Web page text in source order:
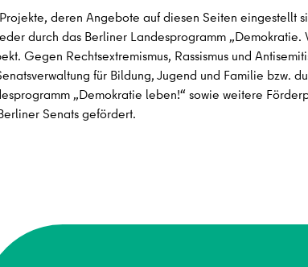
deren Angebote auf diesen Seiten eingestellt
durch das Berliner Landesprogramm „Demokratie.
Gegen Rechtsextremismus, Rassismus und
für Bildung, Jugend und Familie bzw.
„Demokratie leben!“ sowie weitere
Senats gefördert.